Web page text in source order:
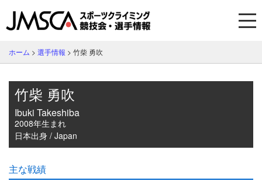
ホーム > 選手情報 > 竹柴 勇吹
竹柴 勇吹
Ibuki Takeshiba
2008年生まれ
日本出身 / Japan
主な戦績